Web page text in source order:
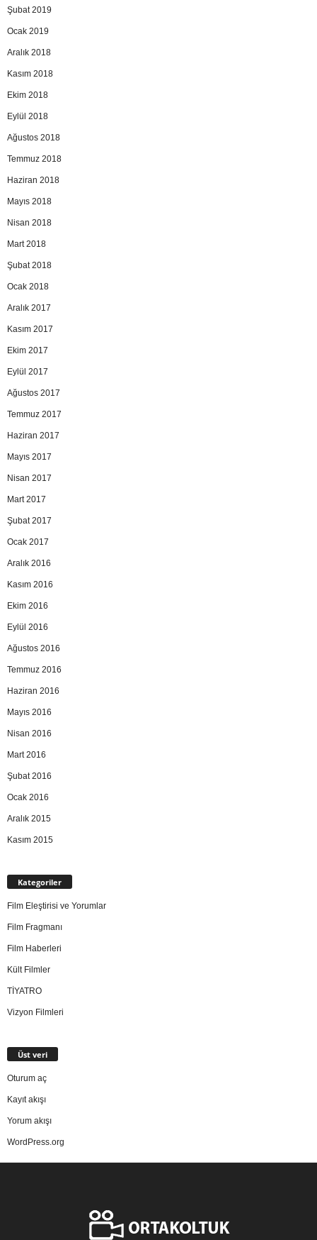
Şubat 2019
Ocak 2019
Aralık 2018
Kasım 2018
Ekim 2018
Eylül 2018
Ağustos 2018
Temmuz 2018
Haziran 2018
Mayıs 2018
Nisan 2018
Mart 2018
Şubat 2018
Ocak 2018
Aralık 2017
Kasım 2017
Ekim 2017
Eylül 2017
Ağustos 2017
Temmuz 2017
Haziran 2017
Mayıs 2017
Nisan 2017
Mart 2017
Şubat 2017
Ocak 2017
Aralık 2016
Kasım 2016
Ekim 2016
Eylül 2016
Ağustos 2016
Temmuz 2016
Haziran 2016
Mayıs 2016
Nisan 2016
Mart 2016
Şubat 2016
Ocak 2016
Aralık 2015
Kasım 2015
Kategoriler
Film Eleştirisi ve Yorumlar
Film Fragmanı
Film Haberleri
Kült Filmler
TİYATRO
Vizyon Filmleri
Üst veri
Oturum aç
Kayıt akışı
Yorum akışı
WordPress.org